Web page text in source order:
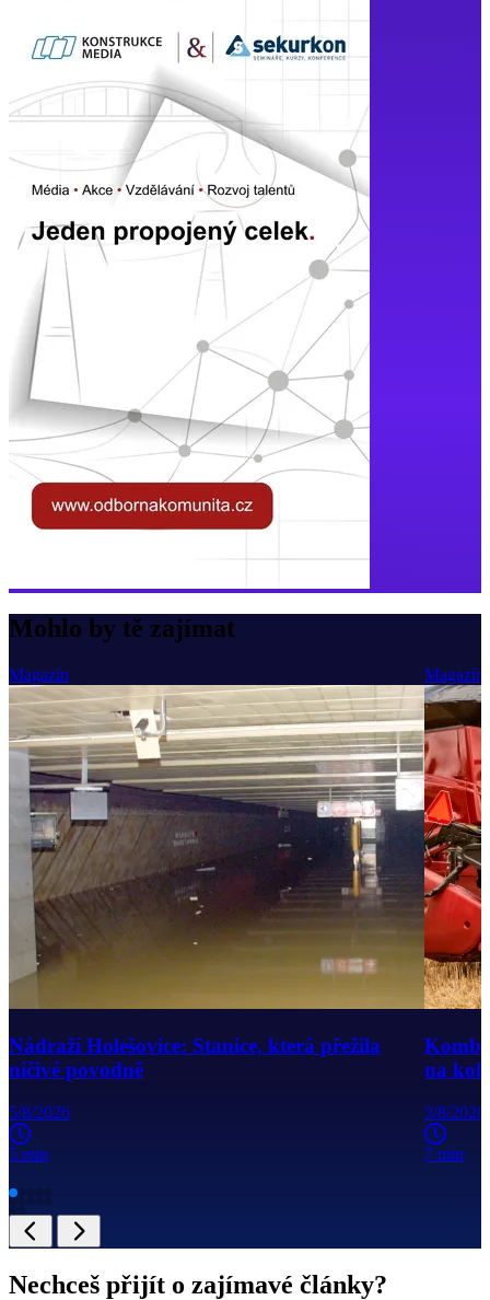
Mohlo by tě zajímat
Magazín
Nádraží Holešovice: Stanice, která přežila
ničivé povodně
5/8/2026
5 min
Magazín
na
3/8/2026
7 min
Nechceš přijít o zajímavé články?